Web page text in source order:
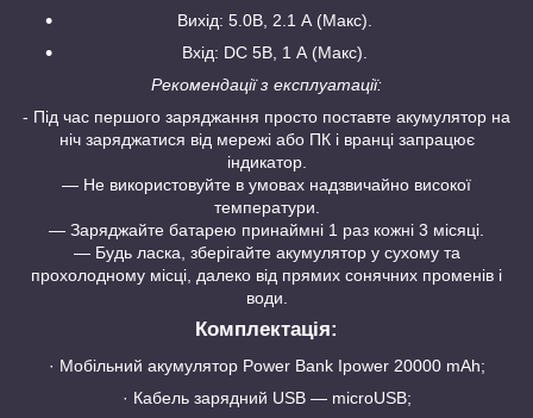
Вихід: 5.0В, 2.1 А (Макс).
Вхід: DC 5В, 1 А (Макс).
Рекомендації з експлуатації:
- Під час першого заряджання просто поставте акумулятор на
ніч заряджатися від мережі або ПК і вранці запрацює
індикатор.
― Не використовуйте в умовах надзвичайно високої
температури.
― Заряджайте батарею принаймні 1 раз кожні 3 місяці.
― Будь ласка, зберігайте акумулятор у сухому та
прохолодному місці, далеко від прямих сонячних променів і
води.
Комплектація:
· Мобільний акумулятор Power Bank Ipower 20000 mAh;
· Кабель зарядний USB — microUSB;